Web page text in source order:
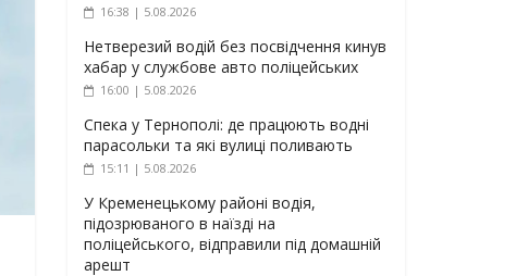
16:38 | 5.08.2026
Нетверезий водій без посвідчення кинув
хабар у службове авто поліцейських
16:00 | 5.08.2026
Спека у Тернополі: де працюють водні
парасольки та які вулиці поливають
15:11 | 5.08.2026
У Кременецькому районі водія,
підозрюваного в наїзді на
поліцейського, відправили під домашній
арешт